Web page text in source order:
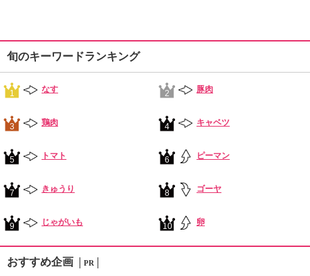
旬のキーワードランキング
1 なす 2 豚肉
3 鶏肉 4 キャベツ
5 トマト 6 ピーマン
7 きゅうり 8 ゴーヤ
9 じゃがいも 10 卵
おすすめ企画 PR